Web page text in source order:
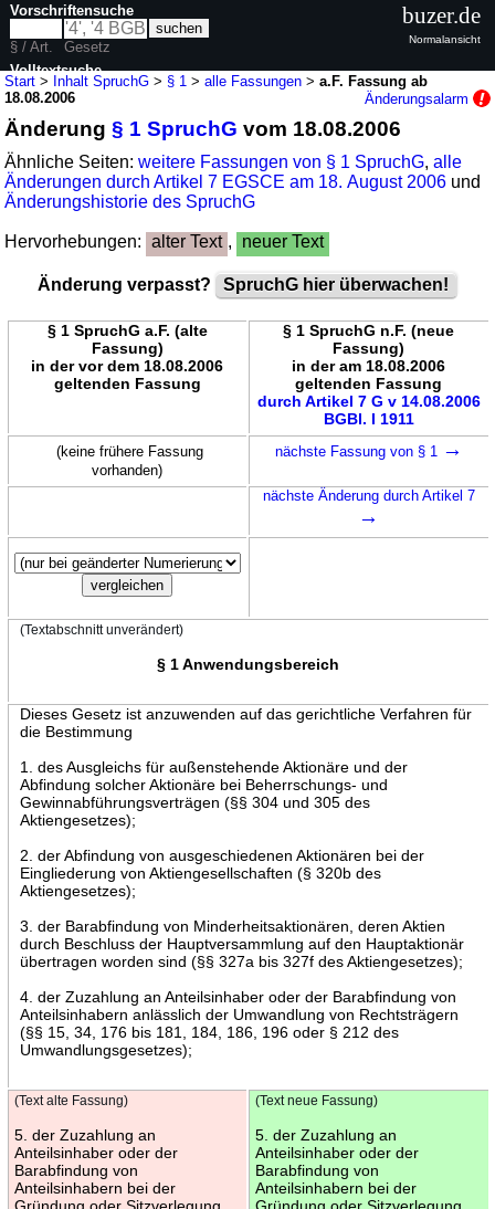
Start > Inhalt SpruchG > § 1 >alle Fassungen >a.F. Fassung ab
18.08.2006
Änderungsalarm
Änderung§ 1 SpruchG vom 18.08.2006
Ähnliche Seiten:weitere Fassungen von § 1 SpruchG,alle
Änderungen durch Artikel 7 EGSCE am 18. August 2006 und
Änderungshistorie des SpruchG
Hervorhebungen: alter Text , neuer Text
Änderung verpasst? SpruchG hier überwachen!
§ 1 SpruchG a.F. (alte
Fassung)
in der vor dem 18.08.2006
geltenden Fassung
§ 1 SpruchG n.F. (neue
Fassung)
in der am 18.08.2006
geltenden Fassung
durch Artikel 7 G v 14.08.2006
BGBl. I 1911
(keine frühere Fassung
vorhanden)
nächste Fassung von § 1 →
nächste Änderung durch Artikel 7
→
(Textabschnitt unverändert)
§ 1 Anwendungsbereich
Dieses Gesetz ist anzuwenden auf das gerichtliche Verfahren für
die Bestimmung
1. des Ausgleichs für außenstehende Aktionäre und der
Abfindung solcher Aktionäre bei Beherrschungs- und
Gewinnabführungsverträgen (§§ 304 und 305 des
Aktiengesetzes);
2. der Abfindung von ausgeschiedenen Aktionären bei der
Eingliederung von Aktiengesellschaften (§ 320b des
Aktiengesetzes);
3. der Barabfindung von Minderheitsaktionären, deren Aktien
durch Beschluss der Hauptversammlung auf den Hauptaktionär
übertragen worden sind (§§ 327a bis 327f des Aktiengesetzes);
4. der Zuzahlung an Anteilsinhaber oder der Barabfindung von
Anteilsinhabern anlässlich der Umwandlung von Rechtsträgern
(§§ 15, 34, 176 bis 181, 184, 186, 196 oder § 212 des
Umwandlungsgesetzes);
(Text alte Fassung)
5. der Zuzahlung an
Anteilsinhaber oder der
Barabfindung von
Anteilsinhabern bei der
Gründung oder Sitzverlegung
(Text neue Fassung)
5. der Zuzahlung an
Anteilsinhaber oder der
Barabfindung von
Anteilsinhabern bei der
Gründung oder Sitzverlegung
Vorschriftensuche
§ / Art.
Gesetz
Volltextsuche
buzer.de
Normalansicht